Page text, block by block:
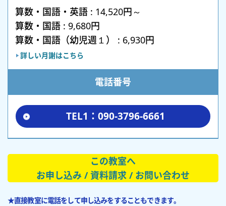
算数・国語・英語 : 14,520円～
算数・国語 : 9,680円
算数・国語（幼児週１） : 6,930円
詳しい月謝はこちら
電話番号
TEL1：090-3796-6661
この教室へ
お申し込み / 資料請求 / お問い合わせ
★直接教室に電話をして申し込みをすることもできます。